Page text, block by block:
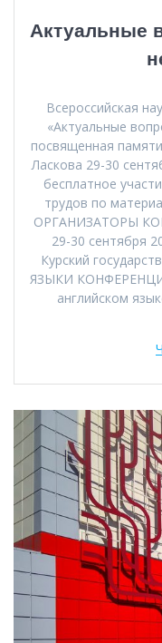
Актуальные
Всероссийская
«Актуальные
посвященная
Ласкова 29-30
бесплатное
трудов по
ОРГАНИЗАТОРЫ
29-30 сентября
Курский
ЯЗЫКИ
английском